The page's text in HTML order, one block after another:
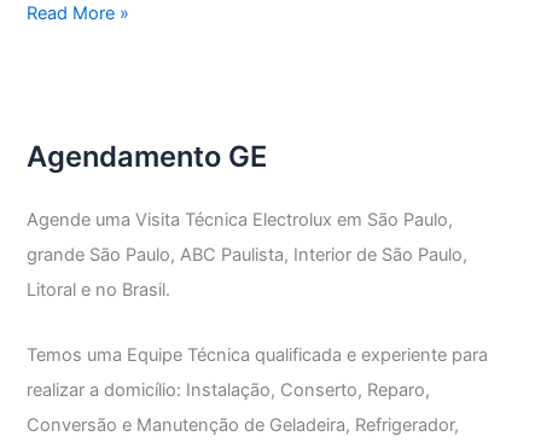
Assistência
Read More »
Agendamento GE
Agende uma Visita Técnica Electrolux em São Paulo,
grande São Paulo, ABC Paulista, Interior de São Paulo,
Litoral e no Brasil.
Temos uma Equipe Técnica qualificada e experiente para
realizar a domicílio: Instalação, Conserto, Reparo,
Conversão e Manutenção de Geladeira, Refrigerador,